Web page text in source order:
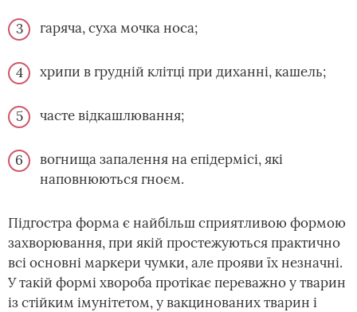
гаряча, суха мочка носа;
хрипи в грудній клітці при диханні, кашель;
часте відкашлювання;
вогнища запалення на епідермісі, які
наповнюються гноєм.
Підгостра форма є найбільш сприятливою формою
захворювання, при якій простежуються практично
всі основні маркери чумки, але прояви їх незначні.
У такій формі хвороба протікає переважно у тварин
із стійким імунітетом, у вакцинованих тварин і